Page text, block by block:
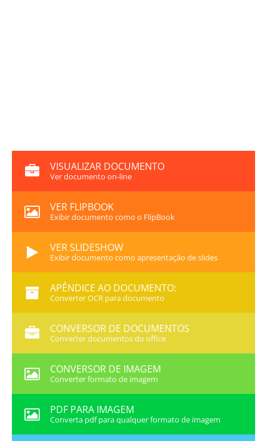
VISUALIZAR DOCUMENTO
Ver documento on-line
VER FLIPBOOK
Exibir documento como o FlipBook
VER SLIDESHOW
Exibir documento como apresentação de slides
APÊNDICE AO DOCUMENTO:
Converter OCR para documento
CONVERSOR DE DOCUMENTOS
Converter documentos do office
CONVERSOR DE IMAGEM
Converter formato de imagem
PDF PARA IMAGEM
Converta pdf para qualquer formato de imagem